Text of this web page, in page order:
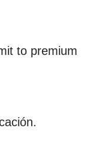
to premium